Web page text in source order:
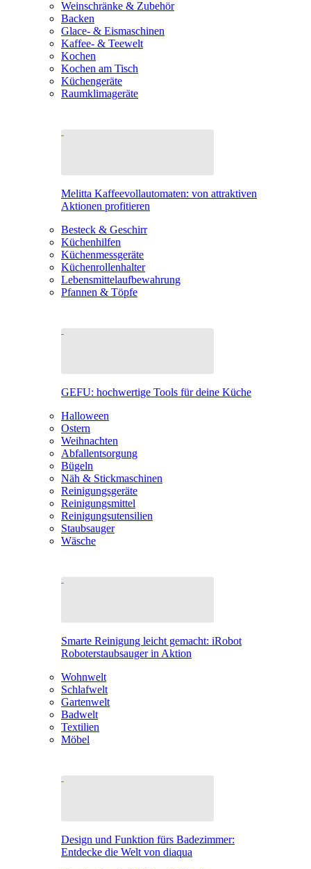
Weinschränke & Zubehör
Backen
Glace- & Eismaschinen
Kaffee- & Teewelt
Kochen
Kochen am Tisch
Küchengeräte
Raumklimageräte
Melitta Kaffeevollautomaten: von attraktiven
Aktionen profitieren
Besteck & Geschirr
Küchenhilfen
Küchenmessgeräte
Küchenrollenhalter
Lebensmittelaufbewahrung
Pfannen & Töpfe
GEFU: hochwertige Tools für deine Küche
Halloween
Ostern
Weihnachten
Abfallentsorgung
Bügeln
Näh & Stickmaschinen
Reinigungsgeräte
Reinigungsmittel
Reinigungsutensilien
Staubsauger
Wäsche
Smarte Reinigung leicht gemacht: iRobot
Roboterstaubsauger in Aktion
Wohnwelt
Schlafwelt
Gartenwelt
Badwelt
Textilien
Möbel
Design und Funktion fürs Badezimmer:
Entdecke die Welt von diaqua